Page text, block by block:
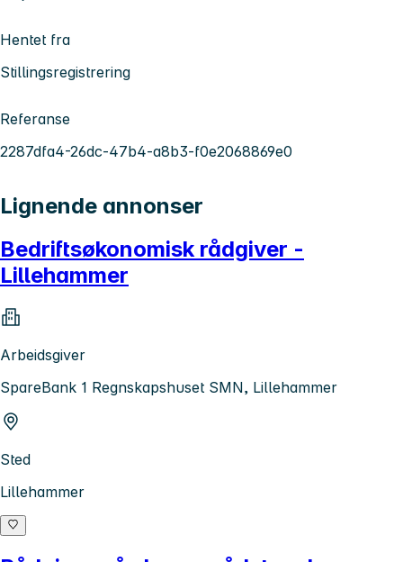
Hentet fra
Stillingsregistrering
Referanse
2287dfa4-26dc-47b4-a8b3-f0e2068869e0
Lignende annonser
Bedriftsøkonomisk rådgiver -
Lillehammer
Arbeidsgiver
SpareBank 1 Regnskapshuset SMN, Lillehammer
Sted
Lillehammer